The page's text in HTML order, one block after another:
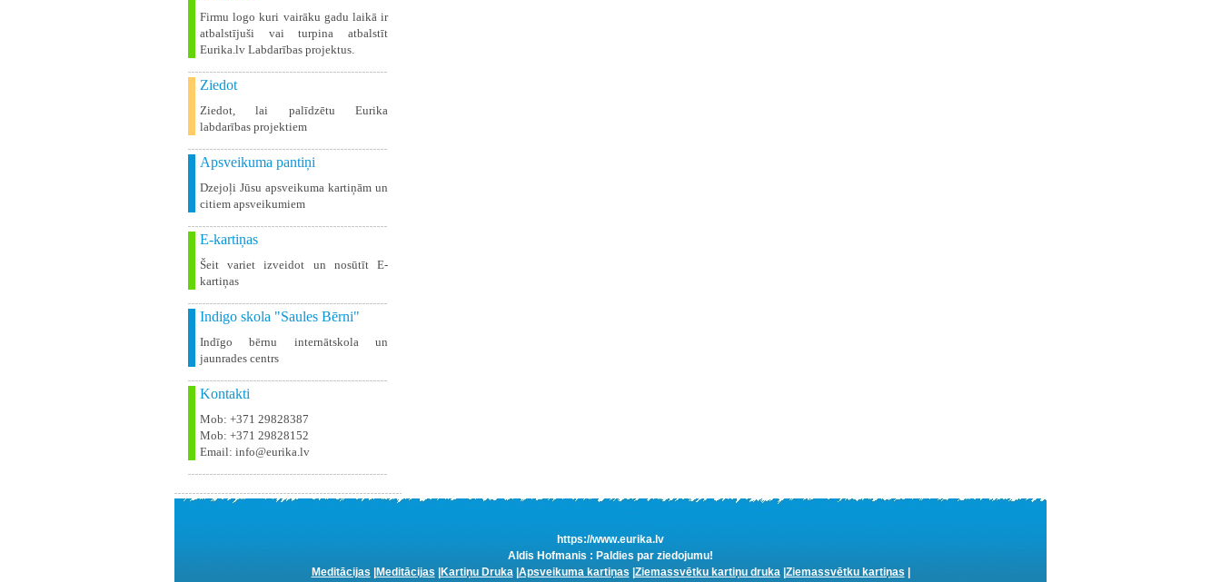
Firmu logo kuri vairāku gadu laikā ir
atbalstījuši vai turpina atbalstīt
Eurika.lv Labdarības projektus.
Ziedot
Ziedot, lai palīdzētu Eurika
labdarības projektiem
Apsveikuma pantiņi
Dzejoļi Jūsu apsveikuma kartiņām un
citiem apsveikumiem
E-kartiņas
Šeit variet izveidot un nosūtīt E-
kartiņas
Indigo skola "Saules Bērni"
Indīgo bērnu internātskola un
jaunrades centrs
Kontakti
Mob: +371 29828387
Mob: +371 29828152
Email: info@eurika.lv
https://www.eurika.lv
Aldis Hofmanis : Paldies par ziedojumu!
Meditācijas
Meditācijas Kartiņu Druka| Apsveikuma kartiņas Ziemassvētku kartiņu druka| Ziemassvētku kartiņas